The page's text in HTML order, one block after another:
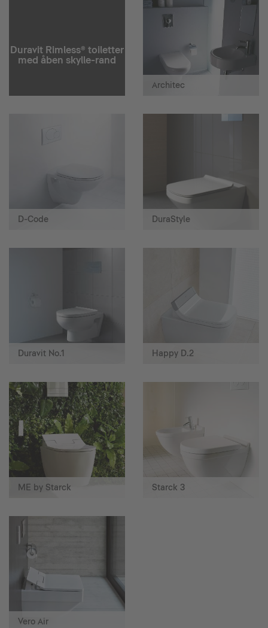
Duravit Rimless® toiletter
med åben skylle-rand
Architec
D-Code DuraStyle
Duravit No.1 Happy D.2
ME by Starck Starck 3
Vero Air